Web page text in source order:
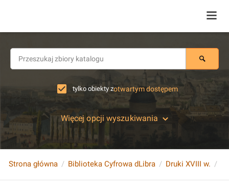
tylko obiekty zotwartym dostępem
Więcej opcji wyszukiwania
Strona główna Biblioteka Cyfrowa dLibra Druki XVIII w.